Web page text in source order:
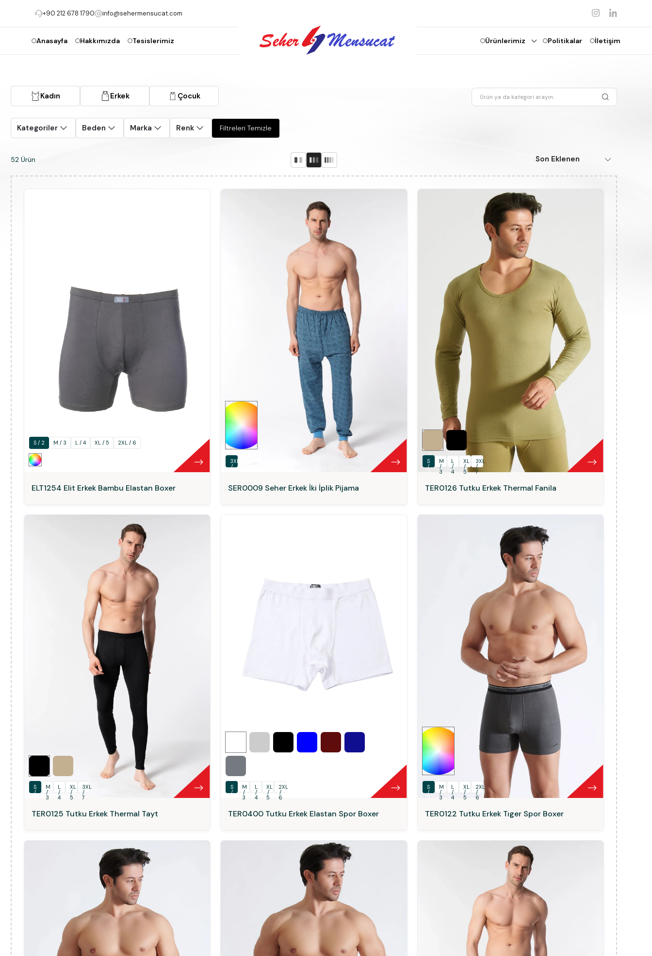
+90 212 678 1790 info@sehermensucat.com
Anasayfa Hakkımızda Tesislerimiz Ürünlerimiz Politikalar İletişim
Kadın Erkek Çocuk
Kategoriler Beden Marka Renk Filtreleri Temizle
52 Ürün Son Eklenen
S / 2 M / 3 L / 4 XL / 5 2XL / 6
ELT1254 Elit Erkek Bambu Elastan Boxer
3XL
/
SER0009 Seher Erkek İki İplik Pijama
S
/
2
M
/
3
L
/
4
XL
/
5
3XL
/
7
TER0126 Tutku Erkek Thermal Fanila
S
/
M
/
3
L
/
4
XL
/
5
3XL
/
7
TER0125 Tutku Erkek Thermal Tayt
S
/
M
/
3
L
/
4
XL
/
5
2XL
/
6
TER0400 Tutku Erkek Elastan Spor Boxer
S
/
M
/
3
L
/
4
XL
/
5
2XL
/
6
TER0122 Tutku Erkek Tıger Spor Boxer